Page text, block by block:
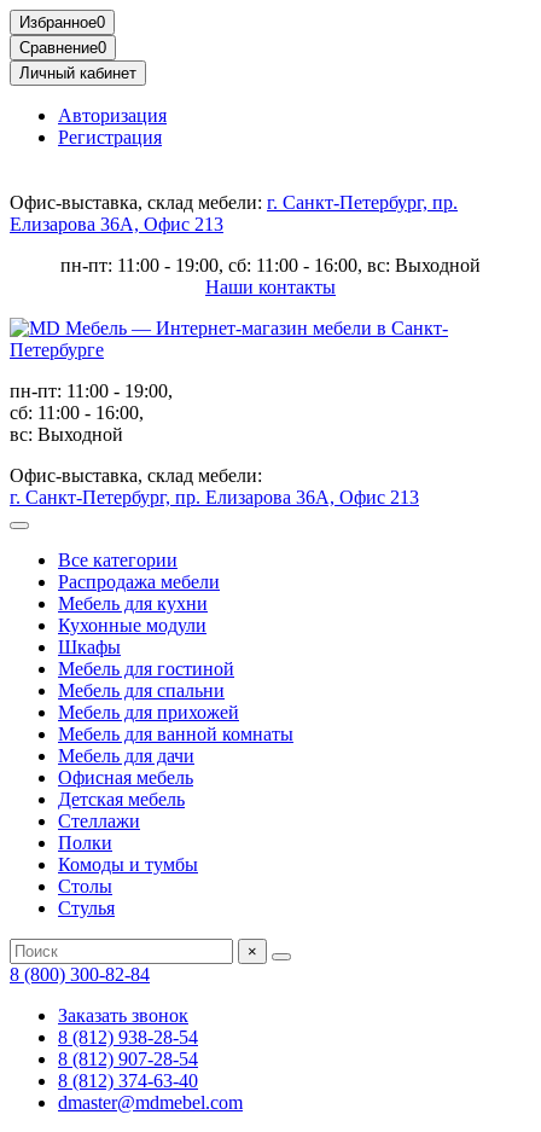
Избранное0
Сравнение0
Личный кабинет
Авторизация
Регистрация
Офис-выставка, склад мебели: г. Санкт-Петербург, пр.
Елизарова 36А, Офис 213
пн-пт: 11:00 - 19:00, сб: 11:00 - 16:00, вс: Выходной
Наши контакты
пн-пт: 11:00 - 19:00,
сб: 11:00 - 16:00,
вс: Выходной
Офис-выставка, склад мебели:
г. Санкт-Петербург, пр. Елизарова 36А, Офис 213
Все категории
Распродажа мебели
Мебель для кухни
Кухонные модули
Шкафы
Мебель для гостиной
Мебель для спальни
Мебель для прихожей
Мебель для ванной комнаты
Мебель для дачи
Офисная мебель
Детская мебель
Стеллажи
Полки
Комоды и тумбы
Столы
Стулья
×
8 (800) 300-82-84
Заказать звонок
8 (812) 938-28-54
8 (812) 907-28-54
8 (812) 374-63-40
dmaster@mdmebel.com